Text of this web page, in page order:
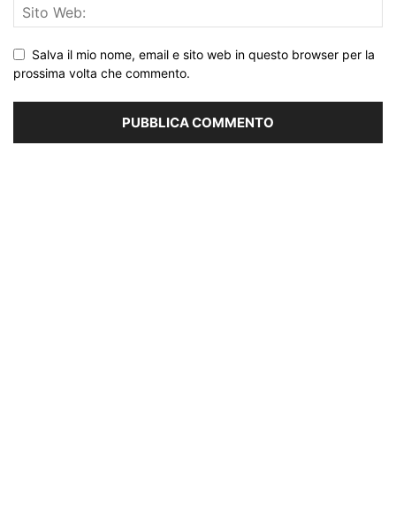
Salva il mio nome, email e sito web in questo browser per la
prossima volta che commento.